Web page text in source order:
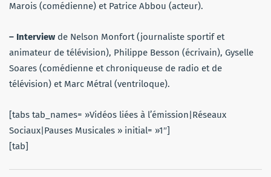
Marois (comédienne) et Patrice Abbou (acteur).
– Interview de Nelson Monfort (journaliste sportif et
animateur de télévision), Philippe Besson (écrivain), Gyselle
Soares (comédienne et chroniqueuse de radio et de
télévision) et Marc Métral (ventriloque).
[tabs tab_names= »Vidéos liées à l’émission|Réseaux
Sociaux|Pauses Musicales » initial= »1″]
[tab]